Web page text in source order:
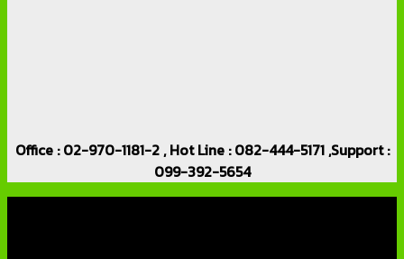
Office : 02-970-1181-2 , Hot Line : 082-444-5171 ,Support :
099-392-5654